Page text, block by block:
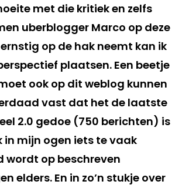
met die kritiek en zelfs
uberblogger Marco op deze
op de hak neemt kan ik
plaatsen. Een beetje
ook op dit weblog kunnen
vast dat het de laatste
2.0 gedoe (750 berichten) is
in mijn ogen iets te vaak
wordt op beschreven
elders. En in zo’n stukje over